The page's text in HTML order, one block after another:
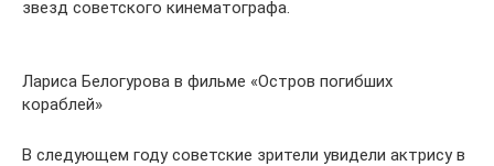
звезд советского кинематографа.
Лариса Белогурова в фильме «Остров погибших
кораблей»
В следующем году советские зрители увидели актрису в